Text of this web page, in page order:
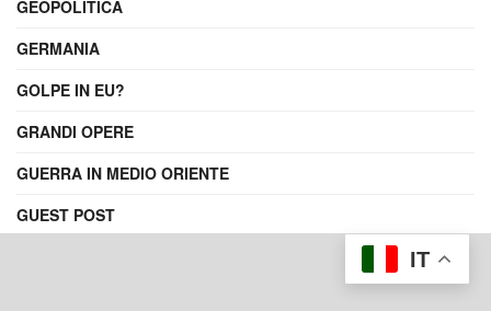
GEOPOLITICA
GERMANIA
GOLPE IN EU?
GRANDI OPERE
GUERRA IN MEDIO ORIENTE
GUEST POST
IT